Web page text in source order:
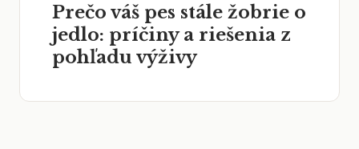
Prečo váš pes stále žobrie o
jedlo: príčiny a riešenia z
pohľadu výživy